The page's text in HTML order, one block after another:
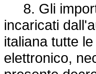
8. Gli
incaricati
italiana tutte
elettronico,